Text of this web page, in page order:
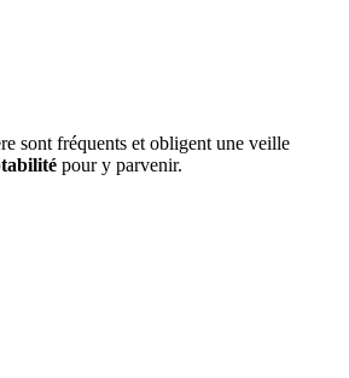
sont fréquents et obligent une veille
pour y parvenir.